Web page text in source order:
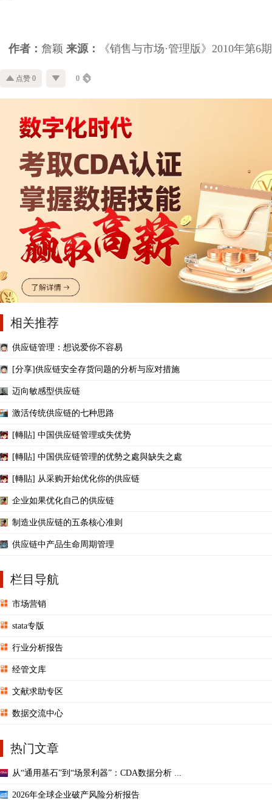
作者： 詹颖 来源： 《销售与市场·管理版》2010年第6期
点赞 0 0
相关推荐
供应链管理：想说爱你不容易
[分享]供应链安全存货问题的分析与应对措施
迈向敏感型供应链
激活传统供应链的七种思路
[轉貼] 中国供应链管理或失优势
[轉貼] 中国供应链管理的优勢之處與缺失之處
[轉貼] 从采购开始优化你的供应链
企业如果优化自己的供应链
制造业供应链的五条核心准则
供应链中产品生命周期管理
栏目导航
市场营销
stata专版
行业分析报告
经管文库
文献求助专区
数据交流中心
热门文章
从“通用基石”到“场景利器”：CDA数据分析 ...
2026年全球企业破产风险分析报告